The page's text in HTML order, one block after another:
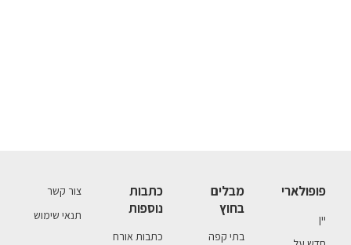
פופולארי
יין
מבלים
בחוץ
בתי קפה
כתבות
נוספות
כתבות אורח
צור קשר
תנאי שימוש